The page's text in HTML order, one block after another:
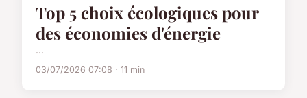
Top 5 choix écologiques pour
des économies d'énergie
...
03/07/2026 07:08 · 11 min